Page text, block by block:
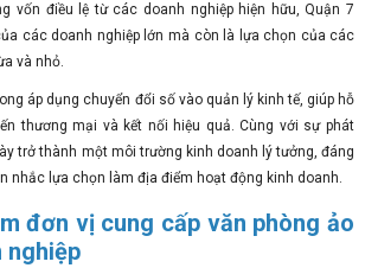
vốn điều lệ từ các doanh nghiệp hiện hữu, Quận 7
các doanh nghiệp lớn mà còn là lựa chọn của các
và nhỏ.
áp dụng chuyển đổi số vào quản lý kinh tế, giúp hỗ
thương mại và kết nối hiệu quả. Cùng với sự phát
trở thành một môi trường kinh doanh lý tưởng, đáng
nhắc lựa chọn làm địa điểm hoạt động kinh doanh.
đơn vị cung cấp văn phòng ảo
nghiệp